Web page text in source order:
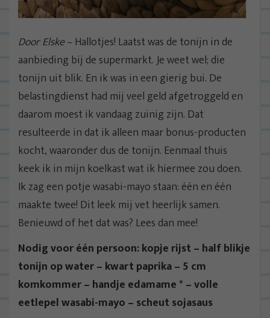
Door Elske– Hallotjes! Laatst was de tonijn in de
aanbieding bij de supermarkt. Je weet wel; die
tonijn uit blik. En ik was in een gierig bui. De
belastingdienst had mij veel geld afgetroggeld en
daarom moest ik vandaag zuinig zijn. Dat
resulteerde in dat ik alleen maar bonus-producten
kocht, waaronder dus de tonijn. Eenmaal thuis
keek ik in mijn koelkast wat ik hiermee zou doen.
Ik zag een potje wasabi-mayo staan: één en één
maakte twee! Dit leek mij vet heerlijk samen.
Benieuwd of het dat was? Lees dan mee!
Nodig voor één persoon: kopje rijst – half blikje
tonijn op water – kwart paprika – 5 cm
komkommer – handje edamame * – volle
eetlepel wasabi-mayo – scheut sojasaus